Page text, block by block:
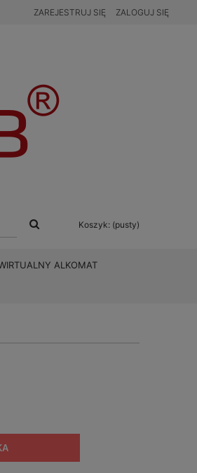
ZAREJESTRUJ SIĘ ZALOGUJ SIĘ
Koszyk: (pusty)
ALKOMAT